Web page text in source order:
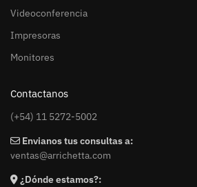
Videoconferencia
Impresoras
Monitores
Contactanos
(+54) 11 5272-5002
Envianos tus consultas a:
ventas@arrichetta.com
¿Dónde estamos?: